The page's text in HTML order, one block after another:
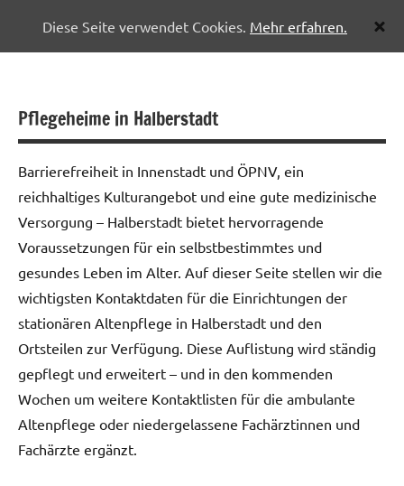
springen
Halberstadt
Pflegeheime in Halberstadt
Barrierefreiheit in Innenstadt und ÖPNV, ein
reichhaltiges Kulturangebot und eine gute medizinische
Versorgung – Halberstadt bietet hervorragende
Voraussetzungen für ein selbstbestimmtes und
gesundes Leben im Alter. Auf dieser Seite stellen wir die
wichtigsten Kontaktdaten für die Einrichtungen der
stationären Altenpflege in Halberstadt und den
Ortsteilen zur Verfügung. Diese Auflistung wird ständig
gepflegt und erweitert – und in den kommenden
Wochen um weitere Kontaktlisten für die ambulante
Altenpflege oder niedergelassene Fachärztinnen und
Fachärzte ergänzt.
Diese Seite verwendet Cookies. Mehr erfahren.